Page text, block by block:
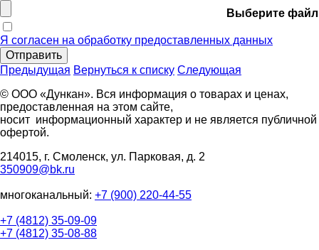
Выберите файл
Я согласен на обработку предоставленных данных
Отправить
Предыдущая Вернуться к списку Следующая
© ООО «Дункан». Вся информация о товарах и ценах,
предоставленная на этом сайте,
носит информационный характер и не является публичной
офертой.
214015, г. Смоленск, ул. Парковая, д. 2
350909@bk.ru
многоканальный: +7 (900) 220-44-55
+7 (4812) 35-09-09
+7 (4812) 35-08-88